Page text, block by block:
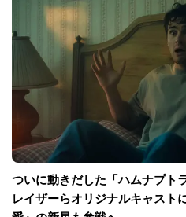
ついに動きだした「ハムナプト
レイザーらオリジナルキャスト